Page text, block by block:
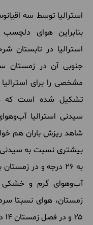
استرالیا توسط سه
بنابراین هوای دلچسب
استرالیا در تابستان
جنوبی آن در زمستان
مشخصی را برای استرالیا
تشکیل شده است که
سیدنی استرالیا آب
شاهد ریزش باران هم
بیشتری نسبت به سیدنی
به ۲۶ درجه
و در زمستان
آبوهوای گرم و خشکی
زمستان، هوای نسبتا
۲۵ و
در فصل زمستان ۱۴ درجه